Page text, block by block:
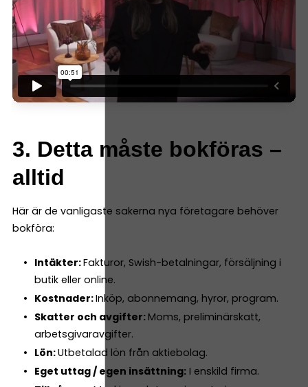
3. Detta måste bokföras –
alltid
Här är de vanligaste sakerna nya företagare behöver
bokföra:
Intäkter:Fakturor, Swish-betalningar, försäljning i
butik eller online.
Kostnader:Inköp, abonnemang, hyror, program.
Skatter och avgifter: Moms, preliminärskatt,
arbetsgivaravgifter.
Lön:Utbetalad lön från aktiebolag.
Eget uttag / egen insättning:I enskild firma.